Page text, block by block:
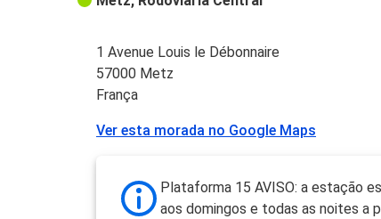
1 Avenue Louis le Débonnaire
57000 Metz
França
Ver esta morada no Google Maps
Plataforma 15 AVISO: a estação
aos domingos e todas as noites a